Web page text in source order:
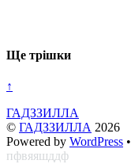
Ще трішки
↑
ГАДЗЗИЛЛА
© ГАДЗЗИЛЛА 2026
Powered by WordPress •
пфвяяшддф